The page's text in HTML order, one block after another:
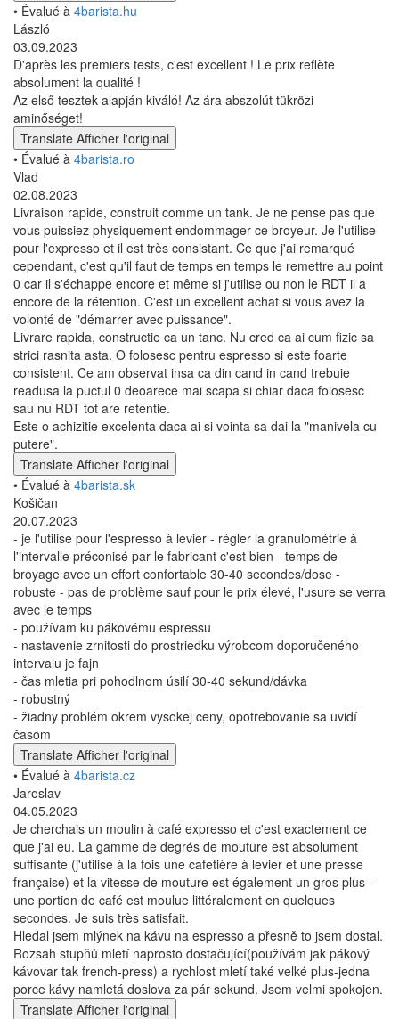
• Évalué à 4barista.hu
László
03.09.2023
D'après les premiers tests, c'est excellent ! Le prix reflète
absolument la qualité !
Az első tesztek alapján kiváló! Az ára abszolút tükrözi
aminőséget!
Translate Afficher l'original
• Évalué à 4barista.ro
Vlad
02.08.2023
Livraison rapide, construit comme un tank. Je ne pense pas que
vous puissiez physiquement endommager ce broyeur. Je l'utilise
pour l'expresso et il est très consistant. Ce que j'ai remarqué
cependant, c'est qu'il faut de temps en temps le remettre au point
0 car il s'échappe encore et même si j'utilise ou non le RDT il a
encore de la rétention. C'est un excellent achat si vous avez la
volonté de "démarrer avec puissance".
Livrare rapida, constructie ca un tanc. Nu cred ca ai cum fizic sa
strici rasnita asta. O folosesc pentru espresso si este foarte
consistent. Ce am observat insa ca din cand in cand trebuie
readusa la puctul 0 deoarece mai scapa si chiar daca folosesc
sau nu RDT tot are retentie.
Este o achizitie excelenta daca ai si vointa sa dai la "manivela cu
putere".
Translate Afficher l'original
• Évalué à 4barista.sk
Košičan
20.07.2023
- je l'utilise pour l'espresso à levier - régler la granulométrie à
l'intervalle préconisé par le fabricant c'est bien - temps de
broyage avec un effort confortable 30-40 secondes/dose -
robuste - pas de problème sauf pour le prix élevé, l'usure se verra
avec le temps
- používam ku pákovému espressu
- nastavenie zrnitosti do prostriedku výrobcom doporučeného
intervalu je fajn
- čas mletia pri pohodlnom úsilí 30-40 sekund/dávka
- robustný
- žiadny problém okrem vysokej ceny, opotrebovanie sa uvidí
časom
Translate Afficher l'original
• Évalué à 4barista.cz
Jaroslav
04.05.2023
Je cherchais un moulin à café expresso et c'est exactement ce
que j'ai eu. La gamme de degrés de mouture est absolument
suffisante (j'utilise à la fois une cafetière à levier et une presse
française) et la vitesse de mouture est également un gros plus -
une portion de café est moulue littéralement en quelques
secondes. Je suis très satisfait.
Hledal jsem mlýnek na kávu na espresso a přesně to jsem dostal.
Rozsah stupňů mletí naprosto dostačující(používám jak pákový
kávovar tak french-press) a rychlost mletí také velké plus-jedna
porce kávy namletá doslova za pár sekund. Jsem velmi spokojen.
Translate Afficher l'original